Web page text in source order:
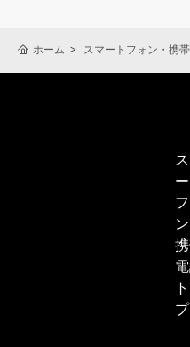
ホーム スマートフォン・携
プ